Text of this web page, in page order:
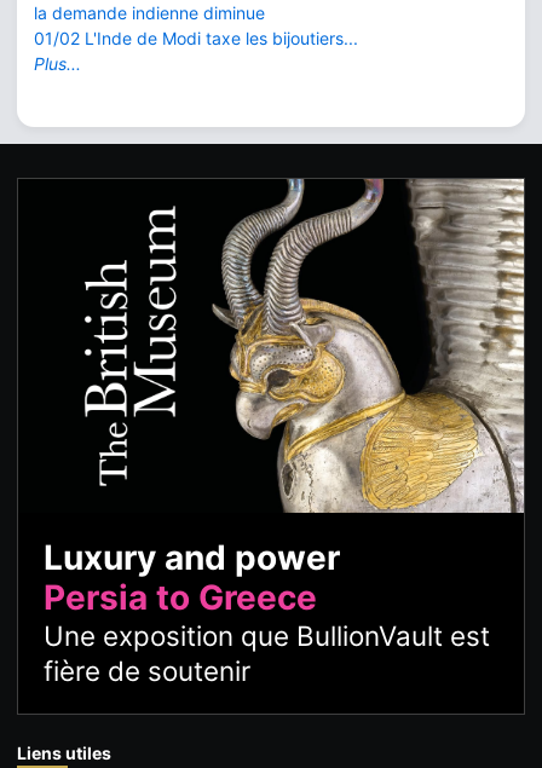
la demande indienne diminue
01/02 L'Inde de Modi taxe les bijoutiers...
Plus...
Luxury and power
Persia to Greece
Une exposition que BullionVault est
fière de soutenir
Liens utiles